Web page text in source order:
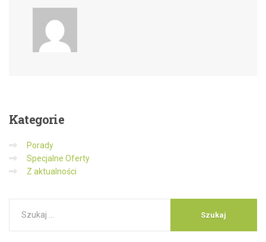
Kategorie
Porady
Specjalne Oferty
Z aktualności